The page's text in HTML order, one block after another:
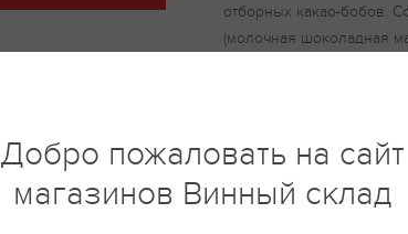
отборных какао-бобов.
(молочная шоколадная
масло какао, какао
ароматизатор
жир специального
эмульгатор (соевый
обезжиренное молоко,
(соевый лецитин, Е476),
ароматизатор
Добро пожаловать на сайт
магазинов Винный склад